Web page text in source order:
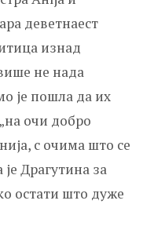
деветнаест
изнад
не нада
је пошла да их
очи добро
с очима што се
Драгутина за
остати што дуже